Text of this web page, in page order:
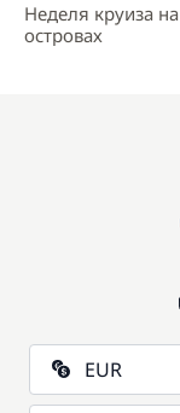
Неделя круиза
островах
EUR